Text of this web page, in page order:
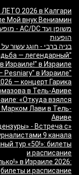
ЛЕТО 2026 в Калгари
Мой внук Вениамин
הופעות
בניה ברבי - חוגג עשור על הבמות! 2026 -
— легендарный
Израиле!" в Израиле
"Песняры — Pesniary" в Израиле
— концерт Гарика
в Тель-Авиве
«Откуда взялся
Лави в Тель-
Авиве
- Встреча с
9 канала
тур «50!»: билеты
и расписание
в Израиле 2026:
билеты и расписание